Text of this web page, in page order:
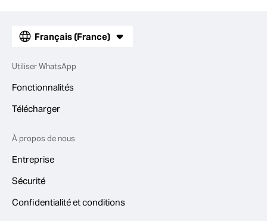
Français (France)
Utiliser WhatsApp
Fonctionnalités
Télécharger
À propos de nous
Entreprise
Sécurité
Confidentialité et conditions